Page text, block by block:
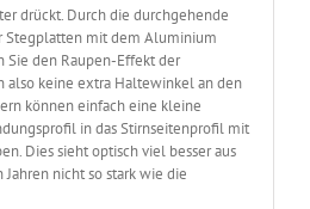
drückt. Durch die durchgehende
Stegplatten mit dem Aluminium
Sie den Raupen-Effekt der
also keine extra Haltewinkel an den
können einfach eine kleine
in das Stirnseitenprofil mit
Dies sieht optisch viel besser aus
nicht so stark wie die